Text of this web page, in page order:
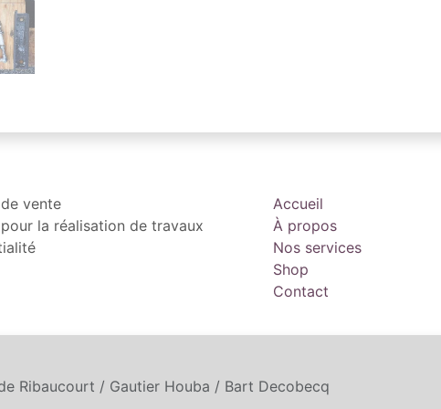
vente
la réalisation de travaux
Accueil
À propos
Nos services
Shop
Contact
Ribaucourt / Gautier Houba / Bart Decobecq